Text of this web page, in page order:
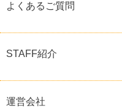
よくあるご質問
STAFF紹介
運営会社